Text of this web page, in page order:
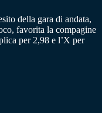
della gara di andata,
favorita la compagine
per 2,98 e l’X per